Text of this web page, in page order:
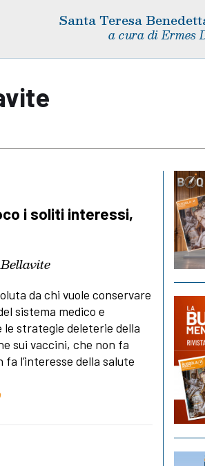
Santa Teresa
a cura di Ermes
i soliti interessi,
da chi vuole conservare
sistema medico e
strategie deleterie della
sui vaccini, che non fa
l’interesse della salute